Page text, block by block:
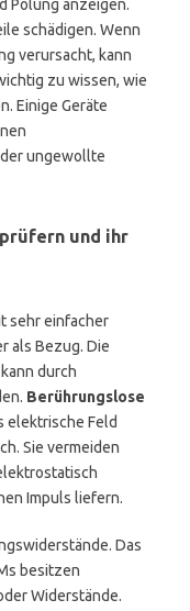
Polung anzeigen.
schädigen. Wenn
verursacht, kann
zu wissen, wie
Einige Geräte
ungewollte
und ihr
sehr einfacher
als Bezug. Die
durch
Berührungslose
elektrische Feld
Sie vermeiden
Impuls liefern.
Das
besitzen
Widerstände.